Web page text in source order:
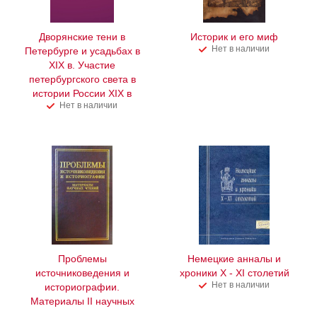
Дворянские тени в
Петербурге и усадьбах в
XIX в. Участие
петербургского света в
истории России XIX в
Нет в наличии
Историк и его миф
Нет в наличии
Проблемы
источниковедения и
историографии.
Материалы II научных
Немецкие анналы и
хроники X - XI столетий
Нет в наличии